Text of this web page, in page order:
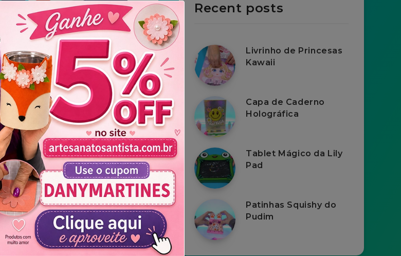
Recent posts
Livrinho de Princesas
Kawaii
Capa de Caderno
Holográfica
Tablet Mágico da Lily
Pad
Patinhas Squishy do
Pudim